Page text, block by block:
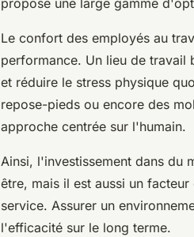
propose une large gamme
Le confort des employés au
performance. Un lieu de travail
et réduire le stress physique
repose-pieds ou encore des
approche centrée sur l'humain.
Ainsi, l'investissement dans du
être, mais il est aussi un
service. Assurer un
l'efficacité sur le long terme.